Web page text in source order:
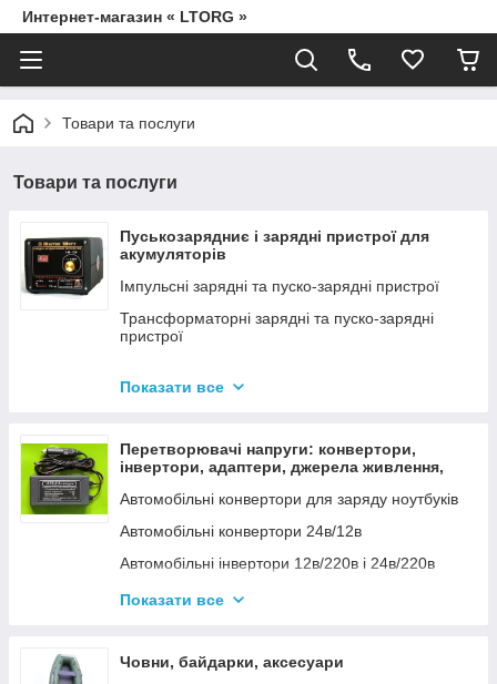
Интернет-магазин « LTORG »
Товари та послуги
Товари та послуги
Пуськозарядниє і зарядні пристрої для
акумуляторів
Імпульсні зарядні та пуско-зарядні пристрої
Трансформаторні зарядні та пуско-зарядні
пристрої
Показати все
Перетворювачі напруги: конвертори,
інвертори, адаптери, джерела живлення,
Автомобільні конвертори для заряду ноутбуків
Автомобільні конвертори 24в/12в
Автомобільні інвертори 12в/220в і 24в/220в
Вольтметры
Показати все
Човни, байдарки, аксесуари